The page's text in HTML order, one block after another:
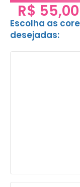
R$ 55,00
Escolha as
desejadas: